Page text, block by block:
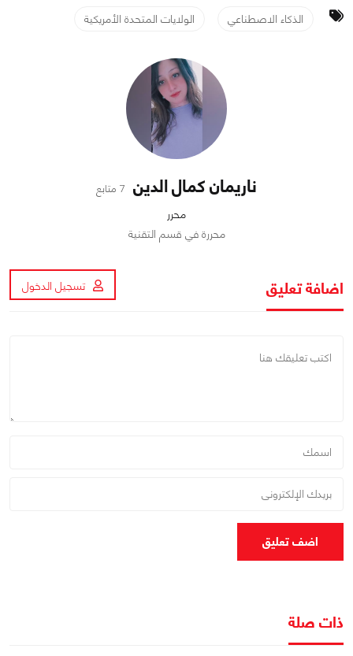
الذكاء الاصطناعي الولايات المتحدة الأمريكية
ناريمان كمال الدين 7 متابع
محرر
محررة في قسم التقنية
اضافة تعليق تسجيل الدخول
اضف تعليق
ذات صلة